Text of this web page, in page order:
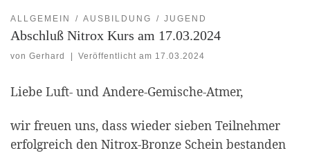
ALLGEMEIN AUSBILDUNG JUGEND
Abschluß Nitrox Kurs am 17.03.2024
von Gerhard Veröffentlicht am 17.03.2024
Liebe Luft- und Andere-Gemische-Atmer,
wir freuen uns, dass wieder sieben Teilnehmer
erfolgreich den Nitrox-Bronze Schein bestanden